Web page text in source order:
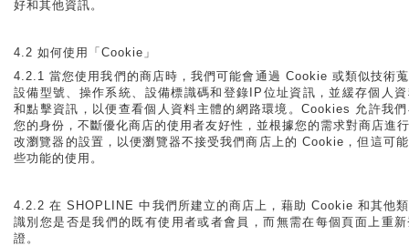
好和其他資訊。
4.2 如何使用「Cookie」
4.2.1 當您使用我們的商店時，我們可能會通過 Cookie 或類似技術
設備型號、操作系統、設備標識碼和登錄IP位址資訊，並緩存個人
和點擊資訊，以便查看個人資料主體的網路環境。Cookies 允許我
您的身份，不斷優化商店的使用者友好性，並根據您的需求對商店進
改瀏覽器的設置，以便瀏覽器不接受我們商店上的 Cookie，但這可
些功能的使用。
4.2.2 在 SHOPLINE 中我們所建立的商店上，藉助 Cookie 和其他
識別您是否是我們的既有使用者或者會員，而無需在每個頁面上重
證。